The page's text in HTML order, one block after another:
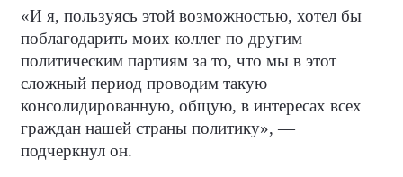
«И я, пользуясь этой возможностью, хотел бы
поблагодарить моих коллег по другим
политическим партиям за то, что мы в этот
сложный период проводим такую
консолидированную, общую, в интересах всех
граждан нашей страны политику», —
подчеркнул он.